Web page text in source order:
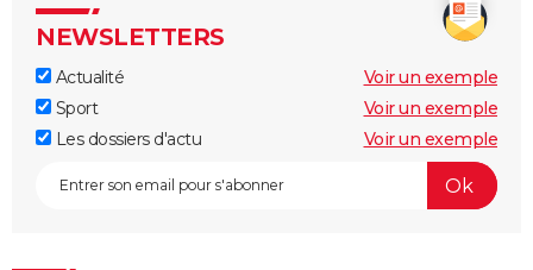
NEWSLETTERS
Actualité
Voir un exemple
Sport
Voir un exemple
Les dossiers d'actu
Voir un exemple